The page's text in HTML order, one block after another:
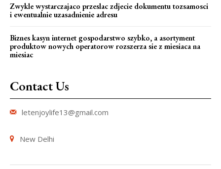
Zwykle wystarczajaco przeslac zdjecie dokumentu tozsamosci
i ewentualnie uzasadnienie adresu
Biznes kasyn internet gospodarstwo szybko, a asortyment
produktow nowych operatorow rozszerza sie z miesiaca na
miesiac
Contact Us
letenjoylife13@gmail.com
New Delhi